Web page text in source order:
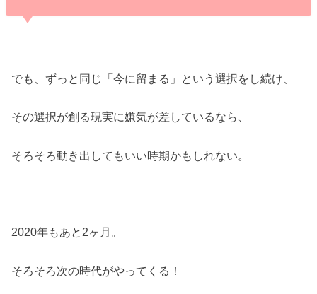
でも、ずっと同じ「今に留まる」という選択をし続け、
その選択が創る現実に嫌気が差しているなら、
そろそろ動き出してもいい時期かもしれない。
2020年もあと2ヶ月。
そろそろ次の時代がやってくる！